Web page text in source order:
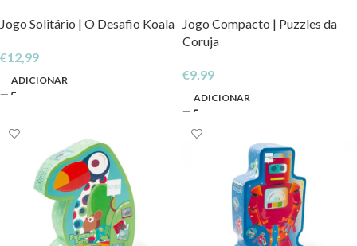
Jogo Solitário | O Desafio Koala
€12,99
ADICIONAR
Jogo Compacto | Puzzles da
Coruja
€9,99
ADICIONAR